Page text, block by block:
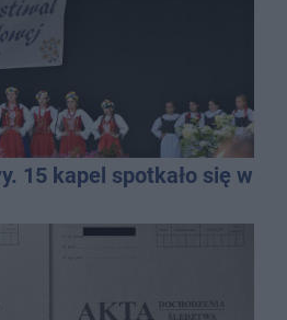
15 kapel spotkało się w